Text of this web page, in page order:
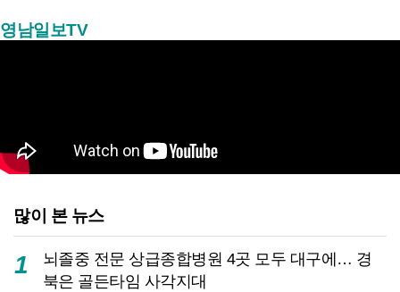
영남일보TV
많이 본 뉴스
1
뇌졸중 전문 상급종합병원 4곳 모두 대구에… 경
북은 골든타임 사각지대